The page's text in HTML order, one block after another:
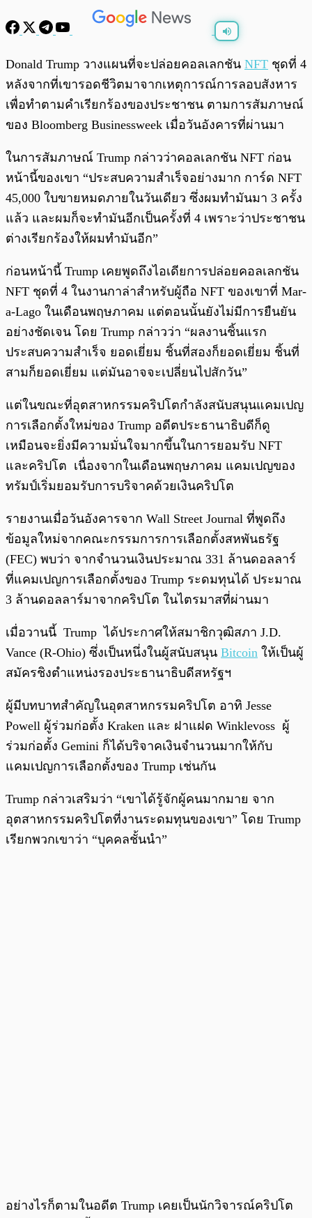
Donald Trump วางแผนที่จะปล่อยคอลเลกชัน NFT ชุดที่ 4
หลังจากที่เขารอดชีวิตมาจากเหตุการณ์การลอบสังหาร
เพื่อทำตามคำเรียกร้องของประชาชน ตามการสัมภาษณ์
ของ Bloomberg Businessweek เมื่อวันอังคารที่ผ่านมา
ในการสัมภาษณ์ Trump กล่าวว่าคอลเลกชัน NFT ก่อน
หน้านี้ของเขา “ประสบความสำเร็จอย่างมาก การ์ด NFT
45,000 ใบขายหมดภายในวันเดียว ซึ่งผมทำมันมา 3 ครั้ง
แล้ว และผมก็จะทำมันอีกเป็นครั้งที่ 4 เพราะว่าประชาชน
ต่างเรียกร้องให้ผมทำมันอีก”
ก่อนหน้านี้ Trump เคยพูดถึงไอเดียการปล่อยคอลเลกชัน
NFT ชุดที่ 4 ในงานกาล่าสำหรับผู้ถือ NFT ของเขาที่ Mar-
a-Lago ในเดือนพฤษภาคม แต่ตอนนั้นยังไม่มีการยืนยัน
อย่างชัดเจน โดย Trump กล่าวว่า “ผลงานชิ้นแรก
ประสบความสำเร็จ ยอดเยี่ยม ชิ้นที่สองก็ยอดเยี่ยม ชิ้นที่
สามก็ยอดเยี่ยม แต่มันอาจจะเปลี่ยนไปสักวัน”
แต่ในขณะที่อุตสาหกรรมคริปโตกำลังสนับสนุนแคมเปญ
การเลือกตั้งใหม่ของ Trump อดีตประธานาธิบดีก็ดู
เหมือนจะยิ่งมีความมั่นใจมากขึ้นในการยอมรับ NFT
และคริปโต เนื่องจากในเดือนพฤษภาคม แคมเปญของ
ทรัมป์เริ่มยอมรับการบริจาคด้วยเงินคริปโต
รายงานเมื่อวันอังคารจาก Wall Street Journal ที่พูดถึง
ข้อมูลใหม่จากคณะกรรมการการเลือกตั้งสหพันธรัฐ
(FEC) พบว่า จากจำนวนเงินประมาณ 331 ล้านดอลลาร์
ที่แคมเปญการเลือกตั้งของ Trump ระดมทุนได้ ประมาณ
3 ล้านดอลลาร์มาจากคริปโต ในไตรมาสที่ผ่านมา
เมื่อวานนี้ Trump ได้ประกาศให้สมาชิกวุฒิสภา J.D.
Vance (R-Ohio) ซึ่งเป็นหนึ่งในผู้สนับสนุน Bitcoin ให้เป็นผู้
สมัครชิงตำแหน่งรองประธานาธิบดีสหรัฐฯ
ผู้มีบทบาทสำคัญในอุตสาหกรรมคริปโต อาทิ Jesse
Powell ผู้ร่วมก่อตั้ง Kraken และ ฝาแฝด Winklevoss ผู้
ร่วมก่อตั้ง Gemini ก็ได้บริจาคเงินจำนวนมากให้กับ
แคมเปญการเลือกตั้งของ Trump เช่นกัน
Trump กล่าวเสริมว่า “เขาได้รู้จักผู้คนมากมาย จาก
อุตสาหกรรมคริปโตที่งานระดมทุนของเขา” โดย Trump
เรียกพวกเขาว่า “บุคคลชั้นนำ”
อย่างไรก็ตามในอดีต Trump เคยเป็นนักวิจารณ์คริปโต